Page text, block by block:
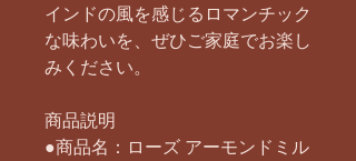
インドの風を感じるロマンチック
な味わいを、ぜひご家庭でお楽し
みください。
商品説明
●商品名：ローズ アーモンドミル